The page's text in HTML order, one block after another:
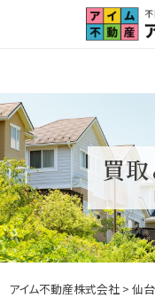
買
アイム不動産株式会社 > 仙